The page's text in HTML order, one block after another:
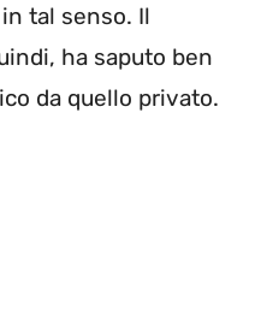
tal senso. Il
ha saputo ben
da quello privato.